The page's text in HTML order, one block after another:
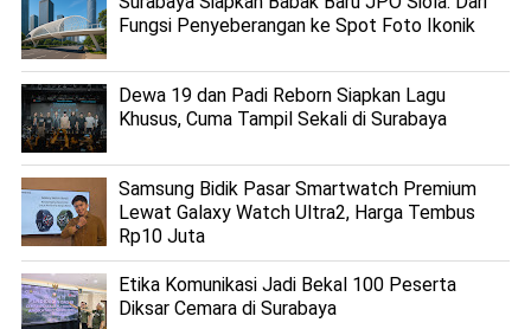
Fungsi Penyeberangan ke Spot Foto Ikonik
Dewa 19 dan Padi Reborn Siapkan Lagu
Khusus, Cuma Tampil Sekali di Surabaya
Samsung Bidik Pasar Smartwatch Premium
Lewat Galaxy Watch Ultra2, Harga Tembus
Rp10 Juta
Etika Komunikasi Jadi Bekal 100 Peserta
Diksar Cemara di Surabaya